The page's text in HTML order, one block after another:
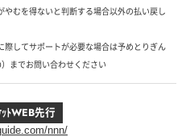
むを得ないと判断する場合以外の払い戻し
してサポートが必要な場合は予めとりぎん
までお問い合わせください
ﾄWEB先行
nnn/